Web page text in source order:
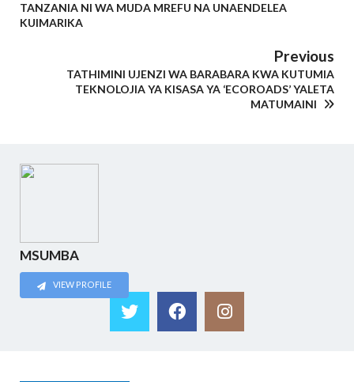
TANZANIA NI WA MUDA MREFU NA UNAENDELEA
KUIMARIKA
Previous
TATHIMINI UJENZI WA BARABARA KWA KUTUMIA
TEKNOLOJIA YA KISASA YA ‘ECOROADS’ YALETA
MATUMAINI
MSUMBA
VIEW PROFILE